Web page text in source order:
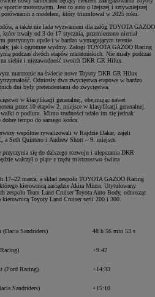
sporcie motorowym. Jest to auto o lżejszej i sztywniejszej
z modelem, który triumfował w 2025 roku.
a także nie lada wyzwaniem dla załóg TOYOTA GAZOO
trwały od 3 do 17 stycznia, przemierzono niemal
pustynnym upale i w bardzo wymagającym terenie.
jak i ogromne wydmy. Załogi TOYOTA GAZOO Racing
podczas dwóch etapów maratońskich. Nie miały podczas
siebie i niezawodność swoich DKR GR Hilux.
maratonie na świecie nowe Toyoty DKR GR Hilux
Odniosły dwa zwycięstwa etapowe w bardzo
dni były pretendentami do zwycięstwa.
w klasyfikacji generalnej, obejmując nawet
przez 10 etapów 2. miejsce w klasyfikacji generalnej.
o podium. Mimo trudności udało im się jednak
tempo do samego końca.
wspólnie rywalizowali w Rajdzie Dakar, zajęli
Seth Quintero i Andrew Short – 9. miejsce.
przyczynia się do dalszego rozwoju i ulepszania DKR
walczył o piąte z rzędu mistrzostwo świata
marca, a skład zespołu TOYOTA GAZOO Racing
kierownicą zasiądzie Akira Miura. Utytułowany
zespołu Team Land Cruiser Toyota Auto Body, odnosząc
Toyoty Land Cruiser serii 200 i 300.
Sandriders) 48 h 56 min 53 s
+9:42
(Ford Racing) +14:33
Sandriders) +15:10